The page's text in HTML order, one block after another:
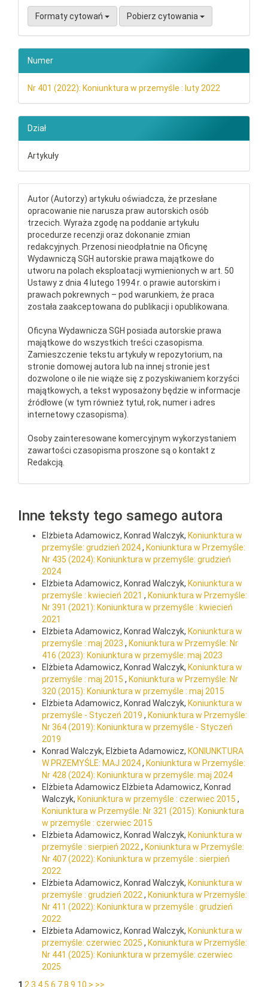
Formaty cytowań Pobierz cytowania
Numer
Nr 401 (2022): Koniunktura w przemyśle : luty 2022
Dział
Artykuły
Autor (Autorzy) artykułu oświadcza, że przesłane
opracowanie nie narusza praw autorskich osób
trzecich. Wyraża zgodę na poddanie artykułu
procedurze recenzji oraz dokonanie zmian
redakcyjnych. Przenosi nieodpłatnie na Oficynę
Wydawniczą SGH autorskie prawa majątkowe do
utworu na polach eksploatacji wymienionych w art. 50
Ustawy z dnia 4 lutego 1994 r. o prawie autorskim i
prawach pokrewnych – pod warunkiem, że praca
została zaakceptowana do publikacji i opublikowana.
Oficyna Wydawnicza SGH posiada autorskie prawa
majątkowe do wszystkich treści czasopisma.
Zamieszczenie tekstu artykuły w repozytorium, na
stronie domowej autora lub na innej stronie jest
dozwolone o ile nie wiąże się z pozyskiwaniem korzyści
majątkowych, a tekst wyposażony będzie w informacje
źródłowe (w tym również tytuł, rok, numer i adres
internetowy czasopisma).
Osoby zainteresowane komercyjnym wykorzystaniem
zawartości czasopisma proszone są o kontakt z
Redakcją.
Inne teksty tego samego autora
Elżbieta Adamowicz, Konrad Walczyk, Koniunktura w
przemyśle: grudzień 2024, Koniunktura w Przemyśle:
Nr 435 (2024): Koniunktura w przemyśle: grudzień
2024
Elżbieta Adamowicz, Konrad Walczyk, Koniunktura w
przemyśle : kwiecień 2021 , Koniunktura w Przemyśle:
Nr 391 (2021): Koniunktura w przemyśle : kwiecień
2021
Elżbieta Adamowicz, Konrad Walczyk, Koniunktura w
przemyśle : maj 2023 , Koniunktura w Przemyśle: Nr
416 (2023): Koniunktura w przemyśle: maj 2023
Elżbieta Adamowicz, Konrad Walczyk, Koniunktura w
przemyśle : maj 2015 , Koniunktura w Przemyśle: Nr
320 (2015): Koniunktura w przemyśle : maj 2015
Elżbieta Adamowicz, Konrad Walczyk, Koniunktura w
przemyśle - Styczeń 2019 , Koniunktura w Przemyśle:
Nr 364 (2019): Koniunktura w przemyśle - Styczeń
2019
Konrad Walczyk, Elżbieta Adamowicz, KONIUNKTURA
W PRZEMYŚLE: MAJ 2024, Koniunktura w Przemyśle:
Nr 428 (2024): Koniunktura w przemyśle: maj 2024
Elżbieta Adamowicz Elżbieta Adamowicz, Konrad
Walczyk, Koniunktura w przemyśle : czerwiec 2015 ,
Koniunktura w Przemyśle: Nr 321 (2015): Koniunktura
w przemyśle : czerwiec 2015
Elżbieta Adamowicz, Konrad Walczyk, Koniunktura w
przemyśle : sierpień 2022 , Koniunktura w Przemyśle:
Nr 407 (2022): Koniunktura w przemyśle : sierpień
2022
Elżbieta Adamowicz, Konrad Walczyk, Koniunktura w
przemyśle : grudzień 2022 , Koniunktura w Przemyśle:
Nr 411 (2022): Koniunktura w przemyśle : grudzień
2022
Elżbieta Adamowicz, Konrad Walczyk, Koniunktura w
przemyśle: czerwiec 2025 , Koniunktura w Przemyśle:
Nr 441 (2025): Koniunktura w przemyśle: czerwiec
2025
1 2 3 4 5 6 78 9 10 > >>